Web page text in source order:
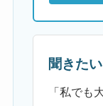
聞きた
「私でも